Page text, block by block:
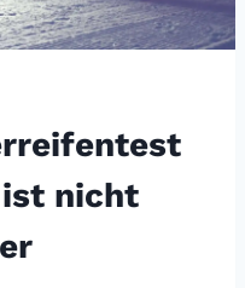
ist nicht